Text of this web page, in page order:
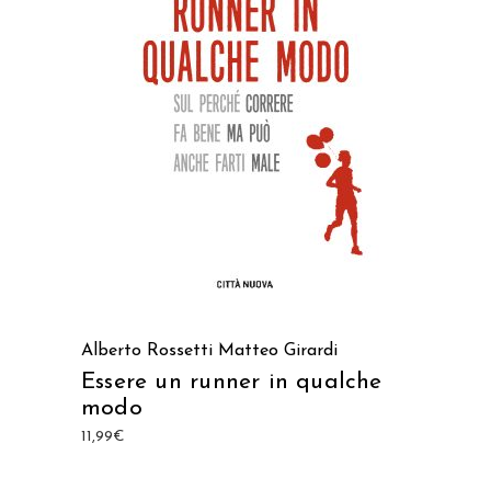
AGGIUNGI AL CARRELLO
Alberto Rossetti Matteo Girardi
Essere un runner in qualche
modo
11,99€